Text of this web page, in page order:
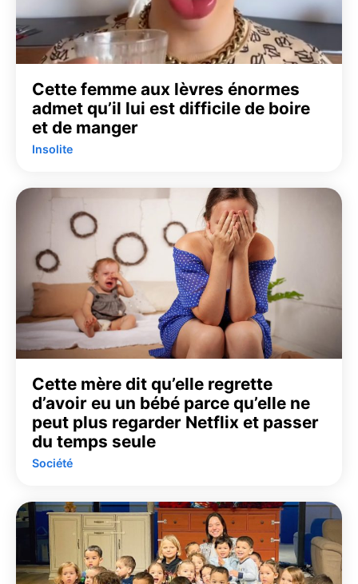
Cette femme aux lèvres énormes
admet qu’il lui est difficile de boire
et de manger
Insolite
Cette mère dit qu’elle regrette
d’avoir eu un bébé parce qu’elle ne
peut plus regarder Netflix et passer
du temps seule
Société